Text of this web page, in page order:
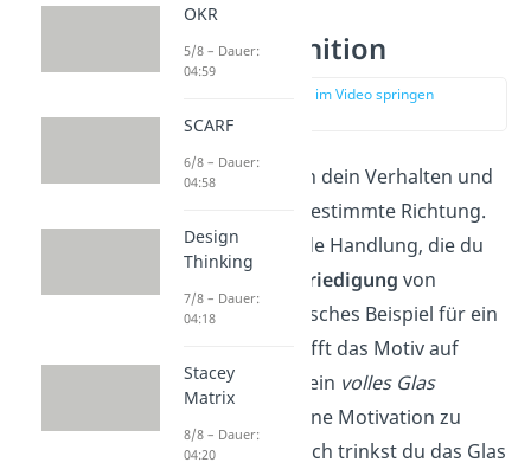
Motive Definition
zur Stelle im Video springen
Motivebestimmen dein Verhalten und
lenken es in eine bestimmte Richtung.
Demnach dient jede Handlung, die du
ausführst, der
Befriedigung von
Motiven. Ein klassisches Beispiel für ein
. Trifft das Motiv auf
einenAnreiz , z. B. ein volles Glas
, löst das eine Motivation zu
handeln aus. Folglich trinkst du das Glas
OKR
5/8 – Dauer:
04:59
SCARF
6/8 – Dauer:
04:58
Design
Thinking
7/8 – Dauer:
04:18
Stacey
Matrix
8/8 – Dauer:
04:20